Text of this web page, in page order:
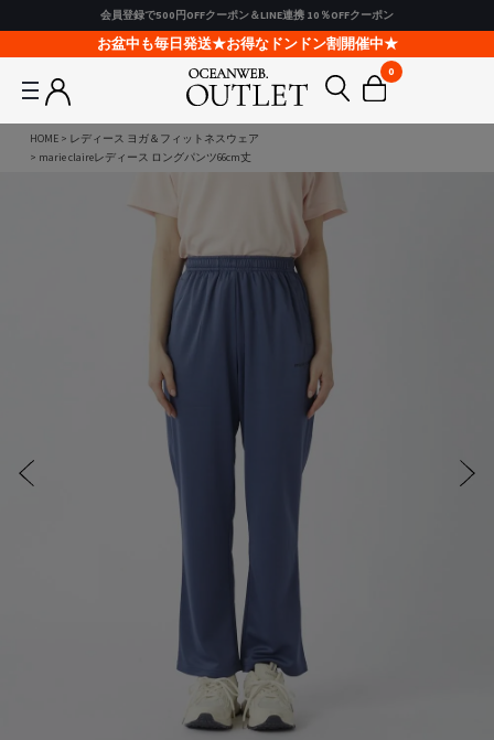
会員登録で500円OFFクーポン＆LINE連携 10％OFFクーポン
お盆中も毎日発送★お得なドンドン割開催中★
0
HOME
レディース ヨガ＆フィットネスウェア
marie claireレディース ロングパンツ66cm丈